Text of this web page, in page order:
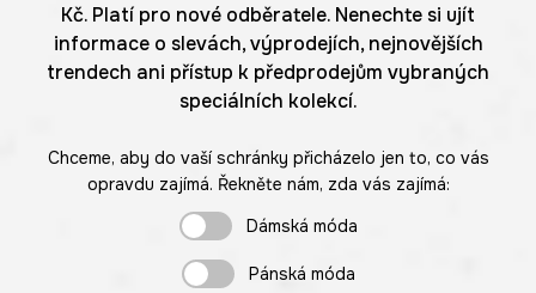
Kč. Platí pro nové odběratele. Nenechte si ujít
informace o slevách, výprodejích, nejnovějších
trendech ani přístup k předprodejům vybraných
speciálních kolekcí.
Chceme, aby do vaší schránky přicházelo jen to, co vás
opravdu zajímá. Řekněte nám, zda vás zajímá:
Dámská móda
Pánská móda